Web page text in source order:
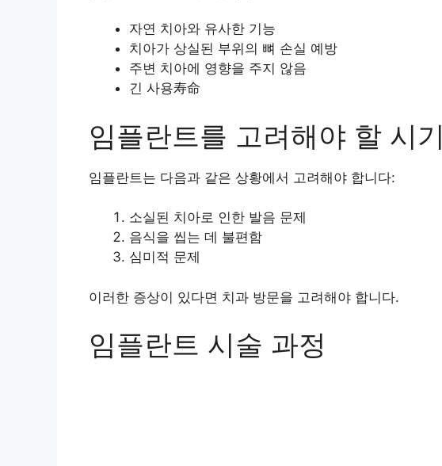
자연 치아와 유사한 기능
치아가 상실된 부위의 뼈 손실 예방
주변 치아에 영향을 주지 않음
긴 사용寿命
임플란트를 고려해야 할 시기
임플란트는 다음과 같은 상황에서 고려해야 합니다:
소실된 치아로 인한 발음 문제
음식을 씹는 데 불편함
심미적 문제
이러한 증상이 있다면 치과 방문을 고려해야 합니다.
임플란트 시술 과정